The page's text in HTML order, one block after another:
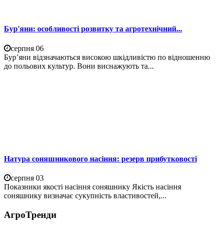
Бур'яни: особливості розвитку та агротехнічний...
серпня 06
Бур’яни відзначаються високою шкідливістю по відношенню
до польових культур. Вони виснажують та...
Натура соняшникового насіння: резерв прибутковості
серпня 03
Показники якості насіння соняшнику Якість насіння
соняшнику визначає сукупність властивостей,...
АгроТренди